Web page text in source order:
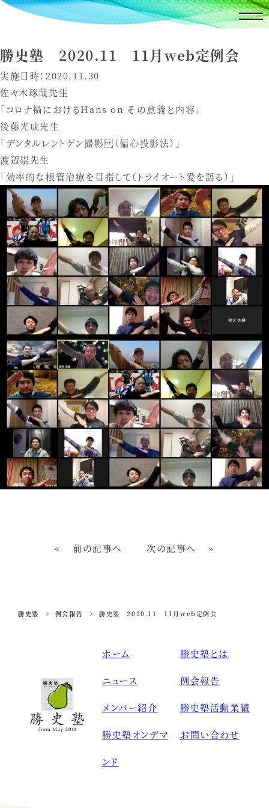
勝史塾 2020.11 11月web定例会
実施日時：2020.11.30
佐々木琢哉先生
「コロナ禍におけるHans on その意義と内容」
後藤光成先生
「デンタルレントゲン撮影 （偏心投影法）」
渡辺崇先生
「効率的な根管治療を目指して（トライオート愛を語る）」
« 前の記事へ 次の記事へ »
勝史塾 > 例会報告 > 勝史塾 2020.11 11月web定例会
ホーム 勝史塾とは
ニュース 例会報告
メンバー紹介 勝史塾活動業績
勝史塾オンデマ
ンド
お問い合わせ